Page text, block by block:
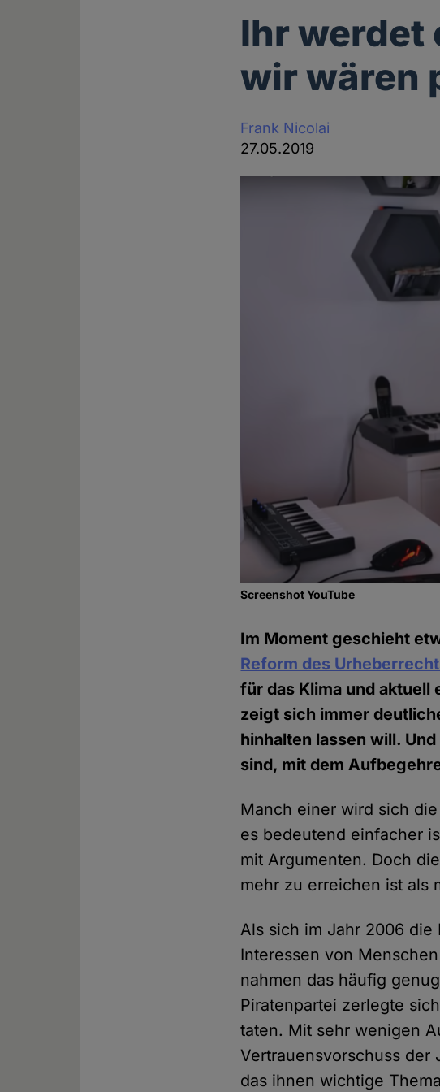
Ihr werdet
wir wären
Frank Nicolai
27.05.2019
Screenshot YouTube
Im Moment geschieht
Reform des
für das Klima und aktuell
zeigt sich immer
hinhalten lassen will.
sind, mit dem
Manch einer wird sich
es bedeutend einfacher
mit Argumenten. Doch
mehr zu erreichen ist als
Als sich im Jahr 2006 die
Interessen von
nahmen das häufig
Piratenpartei zerlegte
taten. Mit sehr wenigen
Vertrauensvorschuss der
das ihnen wichtige